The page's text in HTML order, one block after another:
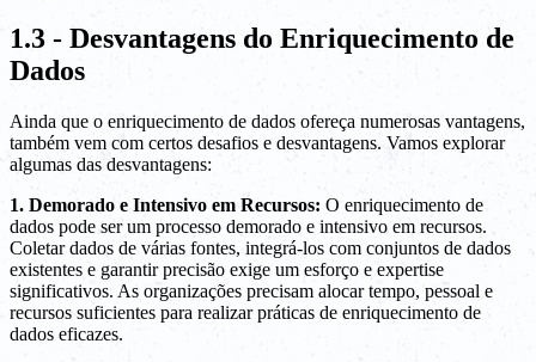
1.3 - Desvantagens do Enriquecimento de
Dados
Ainda que o enriquecimento de dados ofereça numerosas vantagens,
também vem com certos desafios e desvantagens. Vamos explorar
algumas das desvantagens:
1. Demorado e Intensivo em Recursos: O enriquecimento de
dados pode ser um processo demorado e intensivo em recursos.
Coletar dados de várias fontes, integrá-los com conjuntos de dados
existentes e garantir precisão exige um esforço e expertise
significativos. As organizações precisam alocar tempo, pessoal e
recursos suficientes para realizar práticas de enriquecimento de
dados eficazes.